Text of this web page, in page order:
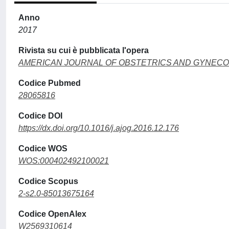
Anno
2017
Rivista su cui è pubblicata l'opera
AMERICAN JOURNAL OF OBSTETRICS AND
Codice Pubmed
28065816
Codice DOI
https://dx.doi.org/10.1016/j.ajog.2016.12.176
Codice WOS
WOS:000402492100021
Codice Scopus
2-s2.0-85013675164
Codice OpenAlex
W2569310614